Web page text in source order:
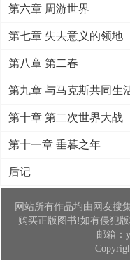
第六章 周游世界
第七章 失去意义的领地
第八章 第二春
第九章 与马克斯共同生
第十章 第二次世界大战
第十一章 垂暮之年
后记
网站所有作品均由网友搜
购买正版图书!如有侵犯
邮箱：